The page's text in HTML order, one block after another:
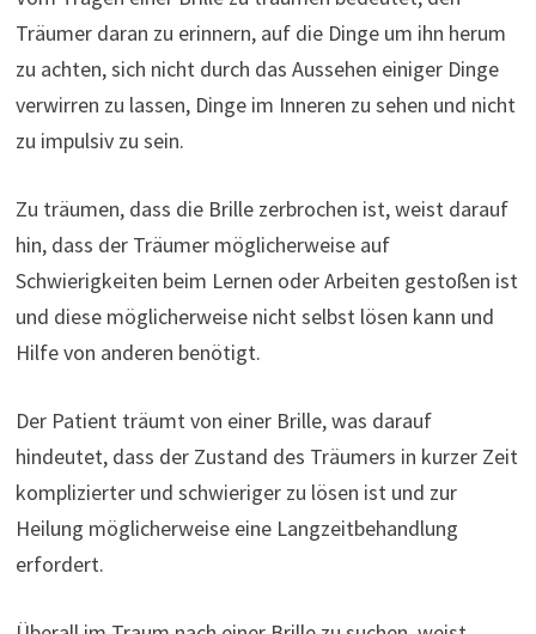
Träumer daran zu erinnern, auf die Dinge um ihn herum
zu achten, sich nicht durch das Aussehen einiger Dinge
verwirren zu lassen, Dinge im Inneren zu sehen und nicht
zu impulsiv zu sein.
Zu träumen, dass die Brille zerbrochen ist, weist darauf
hin, dass der Träumer möglicherweise auf
Schwierigkeiten beim Lernen oder Arbeiten gestoßen ist
und diese möglicherweise nicht selbst lösen kann und
Hilfe von anderen benötigt.
Der Patient träumt von einer Brille, was darauf
hindeutet, dass der Zustand des Träumers in kurzer Zeit
komplizierter und schwieriger zu lösen ist und zur
Heilung möglicherweise eine Langzeitbehandlung
erfordert.